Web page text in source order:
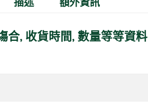
描述 額外資訊
合, 收貨時間, 數量等等資